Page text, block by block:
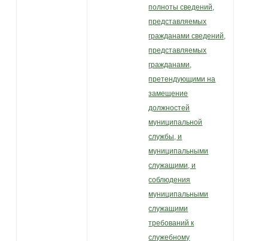
полноты сведений,
представляемых
гражданами сведений,
представляемых
гражданами,
претендующими на
замещение
должностей
муниципальной
службы, и
муниципальными
служащими, и
соблюдения
муниципальными
служащими
требований к
служебному